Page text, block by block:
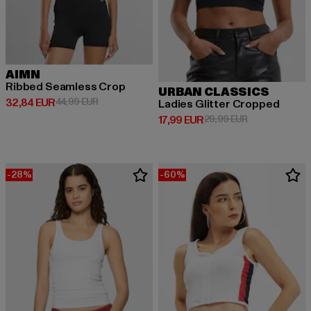
AIMN
Ribbed Seamless Crop
32,84 EUR
Derzeitiger Preis: 32,84 EUR
44,99 EURAktionspreis: 44,99 EUR
URBAN CLASSICS
Ladies Glitter Cropped
17,99 EUR
Derzeitiger Preis: 17,99 EUR
29,99 EURAktionspreis:
-28% -60%